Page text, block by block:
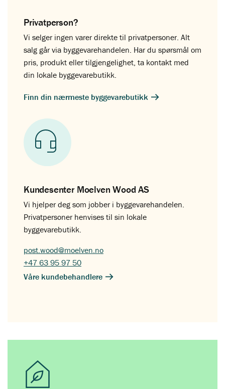
Privatperson?
Vi selger ingen varer direkte til privatpersoner. Alt
salg går via byggevarehandelen. Har du spørsmål om
pris, produkt eller tilgjengelighet, ta kontakt med
din lokale byggevarebutikk.
Finn din nærmeste byggevarebutikk
Kundesenter Moelven Wood AS
Vi hjelper deg som jobber i byggevarehandelen.
Privatpersoner henvises til sin lokale
byggevarebutikk.
post.wood@moelven.no
+47 63 95 97 50
Våre kundebehandlere